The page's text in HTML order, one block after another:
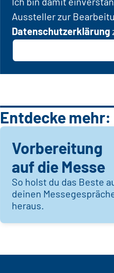
Aussteller zur
Datenschutzerklärung
Entdecke mehr:
Vorbereitung
auf die Messe
So holst du das Beste
deinen
heraus.